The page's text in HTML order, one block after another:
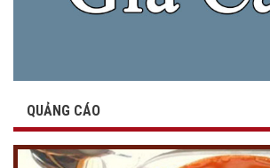
QUẢNG CÁO